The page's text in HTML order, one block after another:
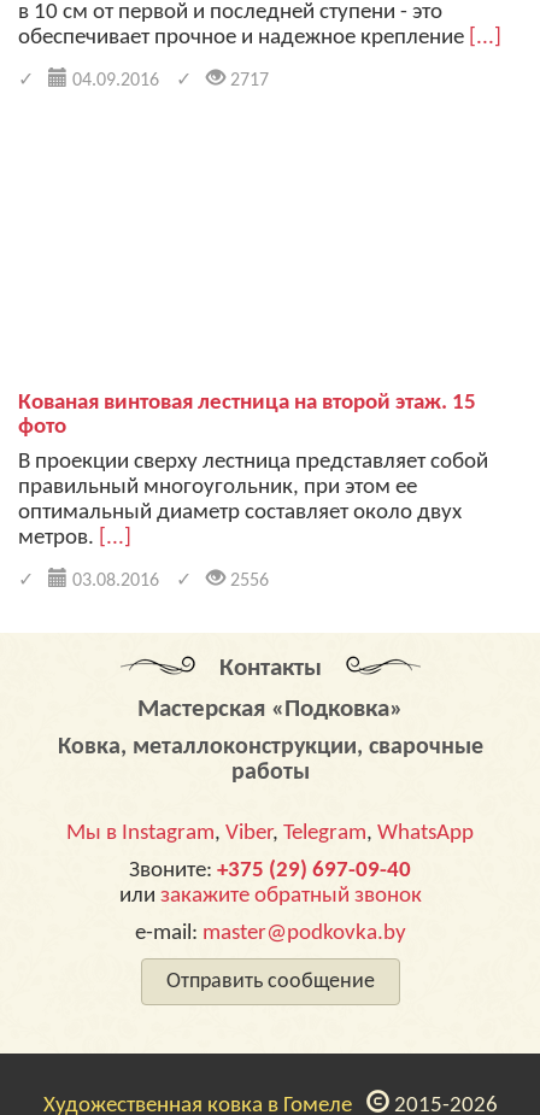
в 10 см от первой и последней ступени - это
обеспечивает прочное и надежное крепление [...]
04.09.2016 2717
Кованая винтовая лестница на второй этаж. 15
фото
В проекции сверху лестница представляет собой
правильный многоугольник, при этом ее
оптимальный диаметр составляет около двух
метров.
[...]
03.08.2016 2556
Контакты
Мастерская «Подковка»
Ковка, металлоконструкции, сварочные
работы
Мы в Instagram, Viber, Telegram, WhatsApp
Звоните: +375 (29) 697-09-40
или закажите обратный звонок
e-mail: master@podkovka.by
Отправить сообщение
Художественная ковка в Гомеле 2015-2026